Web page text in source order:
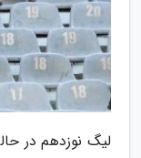
لیگ نوزدهم در